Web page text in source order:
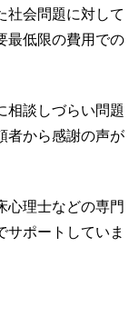
社会問題に対して
最低限の費用での
相談しづらい問題
者から感謝の声が
心理士などの専門
サポートしていま